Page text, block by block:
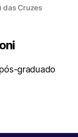
das Cruzes
graduado